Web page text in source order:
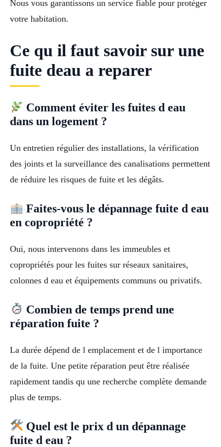
Nous vous garantissons un service fiable pour protéger
votre habitation.
Ce qu il faut savoir sur une
fuite deau a reparer
Comment éviter les fuites d eau
dans un logement ?
Un entretien régulier des installations, la vérification
des joints et la surveillance des canalisations permettent
de réduire les risques de fuite et les dégâts.
Faites-vous le dépannage fuite d eau
en copropriété ?
Oui, nous intervenons dans les immeubles et
copropriétés pour les fuites sur réseaux sanitaires,
colonnes d eau et équipements communs ou privatifs.
Combien de temps prend une
réparation fuite ?
La durée dépend de l emplacement et de l importance
de la fuite. Une petite réparation peut être réalisée
rapidement tandis qu une recherche complète demande
plus de temps.
Quel est le prix d un dépannage
fuite d eau ?